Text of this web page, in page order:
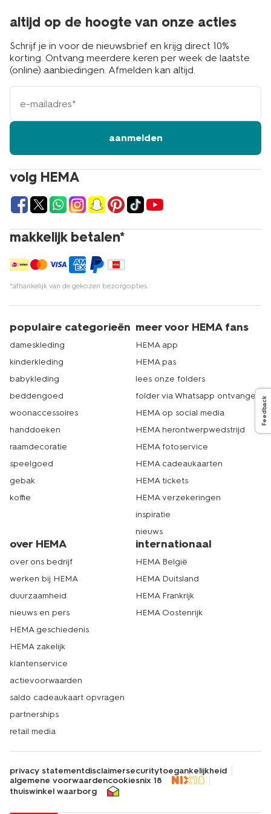
Feedback
volg HEMA
makkelijk betalen*
*afhankelijk van de gekozen bezorgopties
altijd op de hoogte van onze acties
Schrijf je in voor de nieuwsbrief en krijg direct 10%
korting. Ontvang meerdere keren per week de laatste
(online) aanbiedingen. Afmelden kan altijd.
e-
mailadres
aanmelden
populaire categorieën
dameskleding
kinderkleding
babykleding
beddengoed
woonaccessoires
handdoeken
raamdecoratie
speelgoed
gebak
koffie
meer voor HEMA fans
HEMA app
HEMA pas
lees onze folders
folder via Whatsapp ontvangen
HEMA op social media
HEMA herontwerpwedstrijd
HEMA fotoservice
HEMA cadeaukaarten
HEMA tickets
HEMA verzekeringen
inspiratie
nieuws
over HEMA
over ons bedrijf
werken bij HEMA
duurzaamheid
nieuws en pers
HEMA geschiedenis
HEMA zakelijk
klantenservice
actievoorwaarden
saldo cadeaukaart opvragen
partnerships
retail media
internationaal
HEMA België
HEMA Duitsland
HEMA Frankrijk
HEMA Oostenrijk
privacy statementdisclaimersecuritytoegankelijkheid
algemene voorwaardencookiesnix 18
thuiswinkel waarborg